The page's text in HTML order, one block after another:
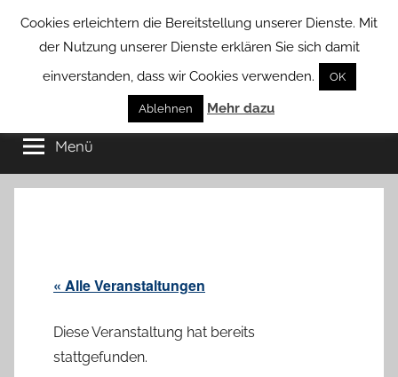
Borstel
von
Groß
Borstel
Menü
« Alle Veranstaltungen
Diese Veranstaltung hat bereits
stattgefunden.
Cookies erleichtern die Bereitstellung unserer Dienste. Mit
der Nutzung unserer Dienste erklären Sie sich damit
einverstanden, dass wir Cookies verwenden.
OK
Ablehnen Mehr dazu